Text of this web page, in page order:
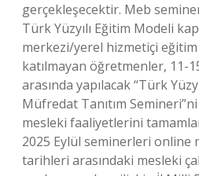
gerçekleşecektir. Meb
Türk Yüzyılı Eğitim Modeli
merkezi/yerel hizmetiçi
katılmayan öğretmenler, 11-
arasında yapılacak “Türk
Müfredat Tanıtım
mesleki faaliyetlerini
2025 Eylül seminerleri online
tarihleri ​​arasındaki mesleki